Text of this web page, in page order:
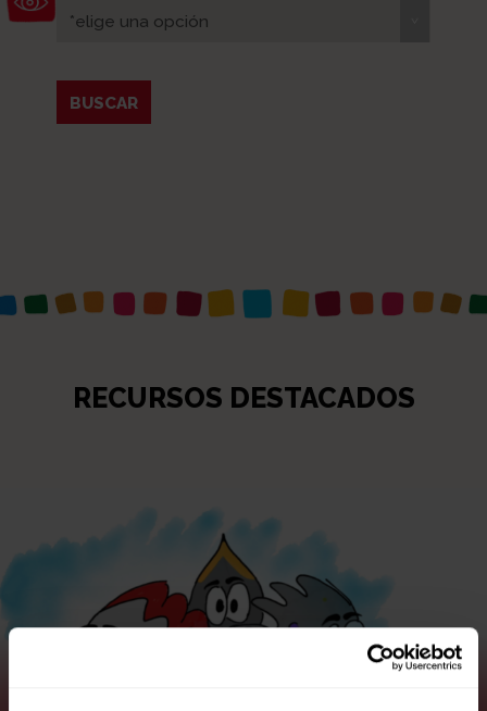
*elige una opción
RECURSOS DESTACADOS